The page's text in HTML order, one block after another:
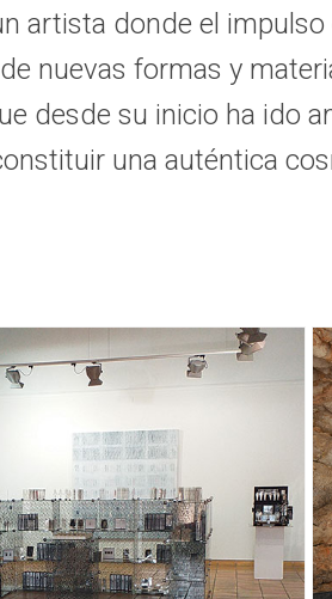
artista donde el
nuevas formas y
desde su inicio ha ido
una auténtica